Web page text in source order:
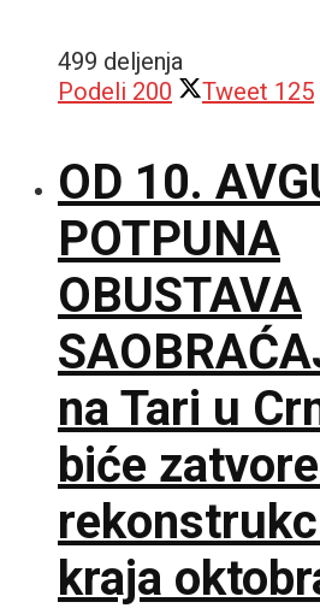
499 deljenja
Podeli 200 Tweet 125
OD 10.
POTPUNA
OBUSTAVA
na Tari u
biće
kraja